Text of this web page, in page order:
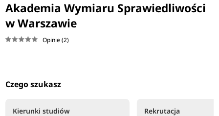
Akademia Wymiaru Sprawiedliwości
w Warszawie
Opinie (2)
Czego szukasz
Kierunki studiów Rekrutacja